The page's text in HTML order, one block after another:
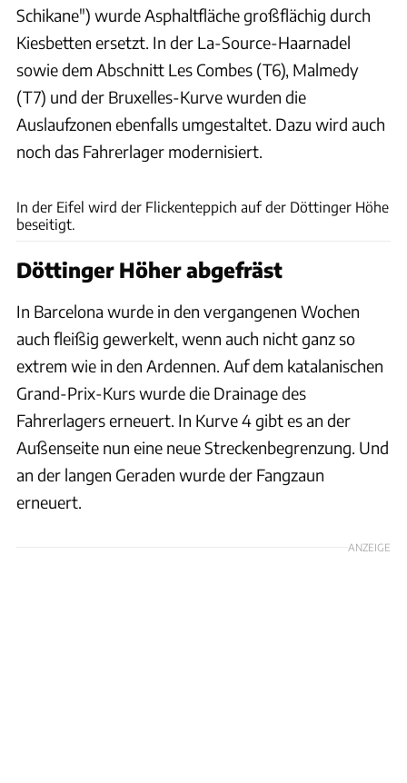
Schikane") wurde Asphaltfläche großflächig durch
Kiesbetten ersetzt. In der La-Source-Haarnadel
sowie dem Abschnitt Les Combes (T6), Malmedy
(T7) und der Bruxelles-Kurve wurden die
Auslaufzonen ebenfalls umgestaltet. Dazu wird auch
noch das Fahrerlager modernisiert.
In der Eifel wird der Flickenteppich auf der Döttinger Höhe
beseitigt.
Döttinger Höher abgefräst
In Barcelona wurde in den vergangenen Wochen
auch fleißig gewerkelt, wenn auch nicht ganz so
extrem wie in den Ardennen. Auf dem katalanischen
Grand-Prix-Kurs wurde die Drainage des
Fahrerlagers erneuert. In Kurve 4 gibt es an der
Außenseite nun eine neue Streckenbegrenzung. Und
an der langen Geraden wurde der Fangzaun
erneuert.
ANZEIGE